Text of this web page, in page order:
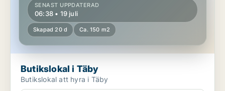
SENAST UPPDATERAD
06:38 • 19 juli
Skapad 20 d Ca. 150 m2
Butikslokal i Täby
Butikslokal att hyra i Täby